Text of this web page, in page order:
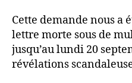
Cette demande nous a
lettre morte sous de
jusqu’au lundi 20
révélations